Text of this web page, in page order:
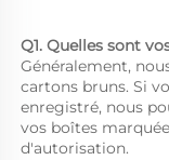
Q1. Quelles sont
Généralement,
cartons bruns. Si
enregistré, nous
vos boîtes
d'autorisation.